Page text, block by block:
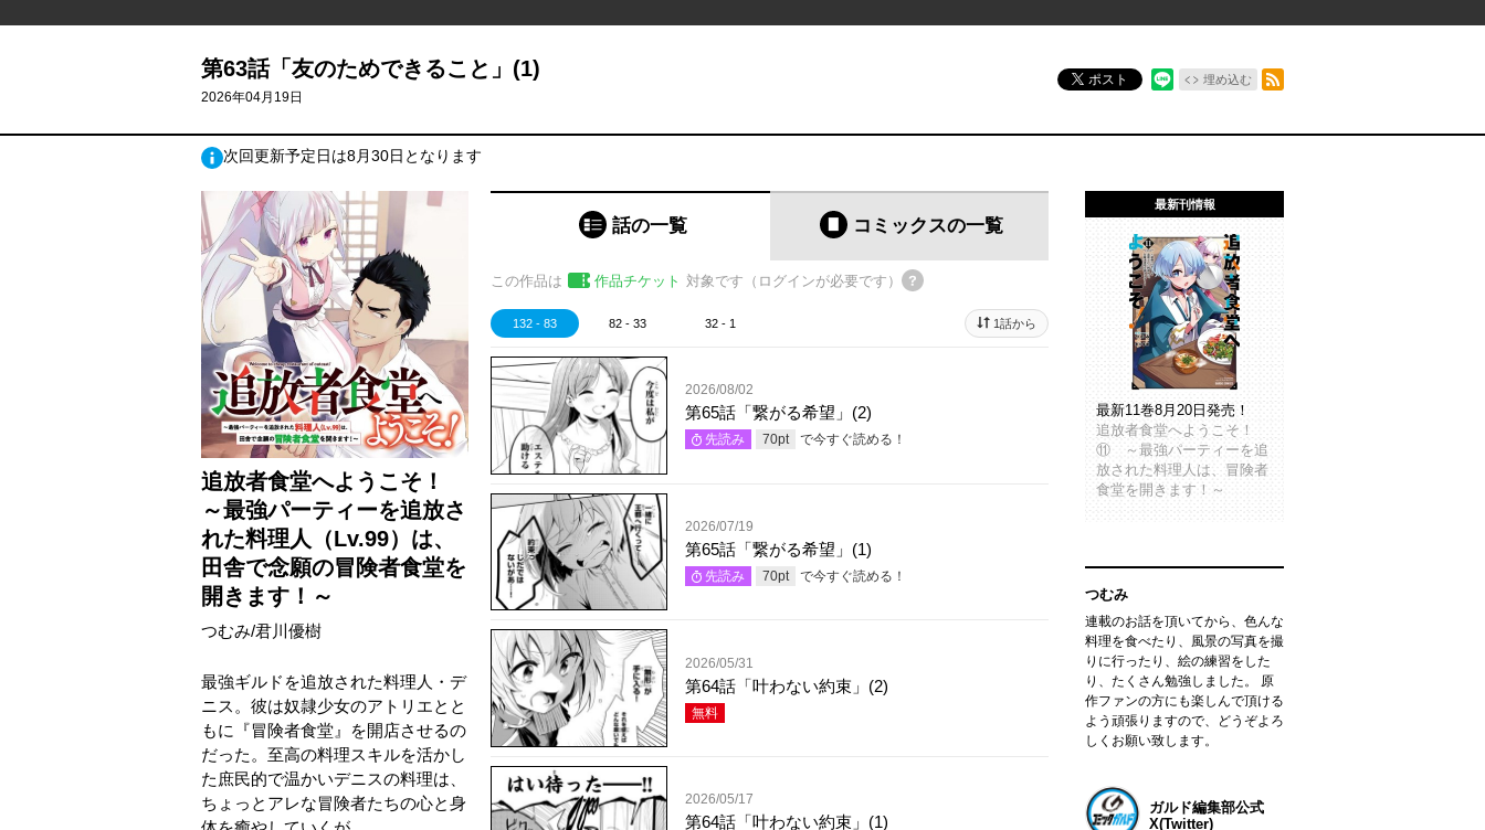
第63話「友のためできること」(1)
2026年04月19日
ポスト 埋め込む
次回更新予定日は8月30日となります
追放者食堂へようこそ！
～最強パーティーを追放さ
れた料理人（Lv.99）は、
田舎で念願の冒険者食堂を
開きます！～
つむみ/君川優樹
最強ギルドを追放された料理人・デ
ニス。彼は奴隷少女のアトリエとと
もに『冒険者食堂』を開店させるの
だった。至高の料理スキルを活かし
た庶民的で温かいデニスの料理は、
ちょっとアレな冒険者たちの心と身
話の一覧 コミックスの一覧
この作品は 作品チケット 対象です（ログインが必要です）
132 - 83 82 - 33 32 - 1 1話から
2026/08/02
第65話「繋がる希望」(2)
先読み 70pt で今すぐ読める！
2026/07/19
第65話「繋がる希望」(1)
先読み 70pt で今すぐ読める！
2026/05/31
第64話「叶わない約束」(2)
無料
2026/05/17
第64話「叶わない約束」(1)
最新刊情報
最新11巻8月20日発売！
追放者食堂へようこそ！
⑪ ～最強パーティーを追
放された料理人は、冒険者
食堂を開きます！～
つむみ
連載のお話を頂いてから、色んな
料理を食べたり、風景の写真を撮
りに行ったり、絵の練習をした
り、たくさん勉強しました。 原
作ファンの方にも楽しんで頂ける
よう頑張りますので、どうぞよろ
しくお願い致します。
ガルド編集部公式
X(Twitter)